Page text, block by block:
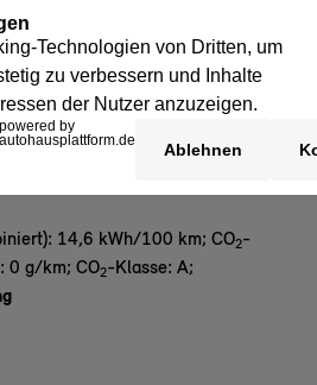
14,6 kWh/100 km; CO2-
0 g/km; CO2-Klasse: A;